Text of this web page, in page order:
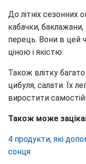
До літніх сезонних
кабачки,
перець. Вони в цей
ціною і якістю.
Також влітку
цибуля, салати. Їх
виростити
Також може
4 продукти, які
сонця